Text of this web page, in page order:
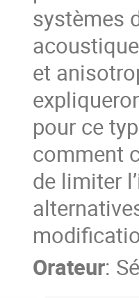
systèmes
et
pour ce
comment
de limiter
Orateur: